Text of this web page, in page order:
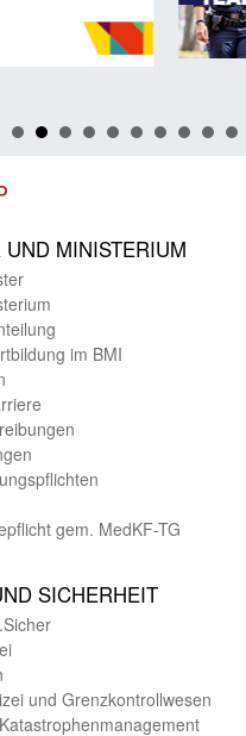
UND MINIST­ERIUM
im BMI
gem. MedKF-TG
SICHER­HEIT
und Grenzkontrollwesen